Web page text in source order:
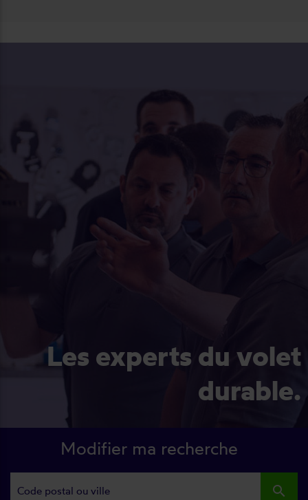
Les experts du volet
durable.
Modifier ma recherche
search